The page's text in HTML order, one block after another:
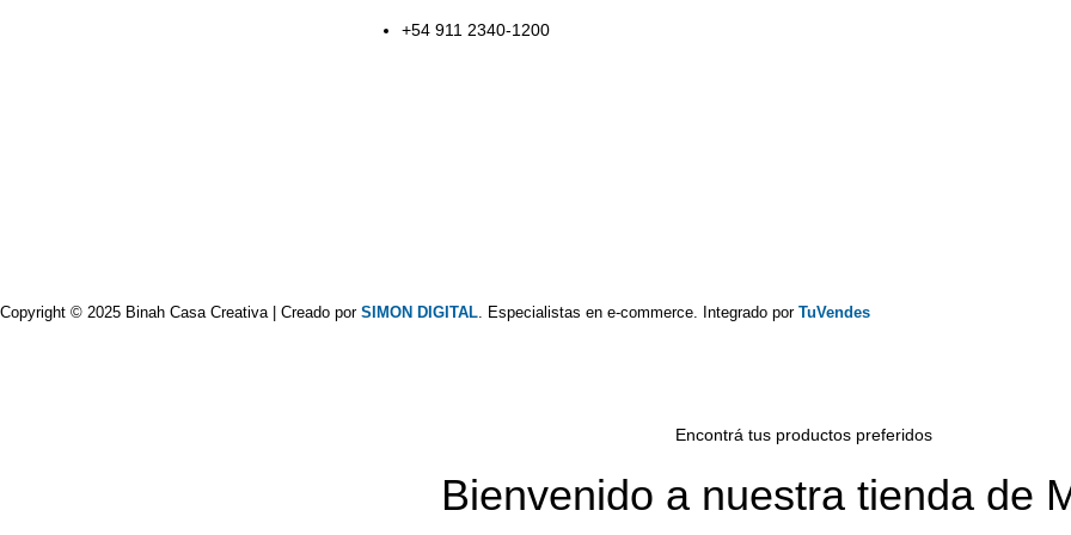
+54 911 2340-1200
Copyright © 2025 Binah Casa Creativa | Creado por SIMON DIGITAL. Especialistas en e-commerce. Integrado porTuVendes
Encontrá tus productos preferidos
Bienvenido a nuestra tienda de